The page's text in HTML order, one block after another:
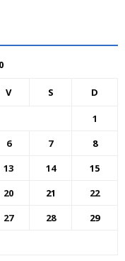
V S D
1
6 7
8
13 14
15
20 21
22
27 28
29